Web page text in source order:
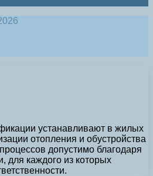
устанавливают в жилых
отопления и обустройства
допустимо благодаря
для каждого из которых